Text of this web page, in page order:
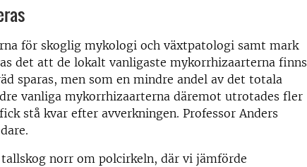
för skoglig mykologi och växtpatologi samt mark
det att de lokalt vanligaste mykorrhizaarterna finns
sparas, men som en mindre andel av det totala
vanliga mykorrhizaarterna däremot utrotades fler
stå kvar efter avverkningen. Professor Anders
norr om polcirkeln, där vi jämförde